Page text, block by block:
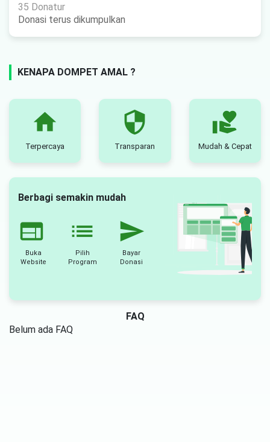
35 Donatur
Donasi terus dikumpulkan
KENAPA DOMPET AMAL ?
home
Terpercaya
security
Transparan
volunteer_activism
Mudah & Cepat
Berbagi semakin mudah
website
Buka
Website
list
Pilih
Program
send
Bayar
Donasi
FAQ
Belum ada FAQ